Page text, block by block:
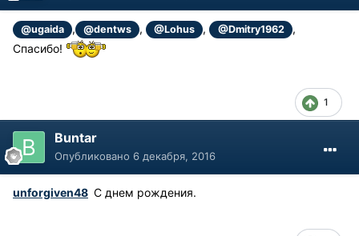
@ugaida , @dentws , @Lohus , @Dmitry1962
,
Спасибо!
1
Buntar
Опубликовано 6 декабря, 2016
unforgiven48 С днем рождения.